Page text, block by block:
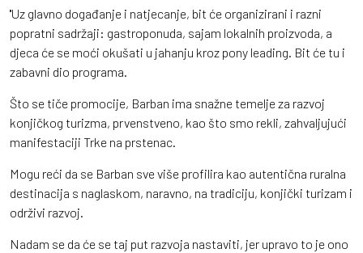
''Uz glavno događanje i natjecanje, bit će organizirani i razni
popratni sadržaji: gastroponuda, sajam lokalnih proizvoda, a
djeca će se moći okušati u jahanju kroz pony leading. Bit će tu i
zabavni dio programa.
Što se tiče promocije, Barban ima snažne temelje za razvoj
konjičkog turizma, prvenstveno, kao što smo rekli, zahvaljujući
manifestaciji Trke na prstenac.
Mogu reći da se Barban sve više profilira kao autentična ruralna
destinacija s naglaskom, naravno, na tradiciju, konjički turizam i
održivi razvoj.
Nadam se da će se taj put razvoja nastaviti, jer upravo to je ono